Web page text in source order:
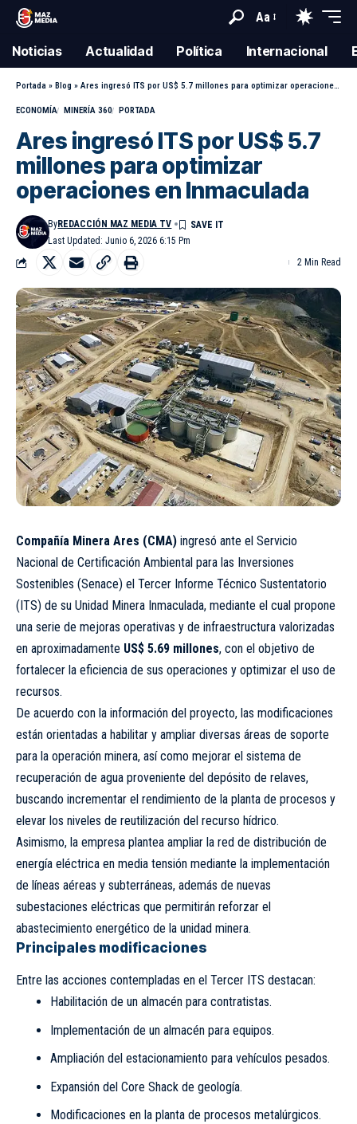
Aa
Noticias Actualidad Política Internacional
Portada » Blog » Ares ingresó ITS por US$ 5.7 millones para optimizar operaciones en Inmaculada
ECONOMÍA MINERÍA 360 PORTADA
Ares ingresó ITS por US$ 5.7
millones para optimizar
operaciones en Inmaculada
Last Updated: Junio 6, 2026 6:15 Pm
ByREDACCIÓN MAZ MEDIA TV
2 Min Read
Compañía Minera Ares (CMA) ingresó ante el Servicio
Nacional de Certificación Ambiental para las Inversiones
Sostenibles (Senace) el Tercer Informe Técnico Sustentatorio
(ITS) de su Unidad Minera Inmaculada, mediante el cual propone
una serie de mejoras operativas y de infraestructura valorizadas
en aproximadamente US$ 5.69 millones, con el objetivo de
fortalecer la eficiencia de sus operaciones y optimizar el uso de
recursos.
De acuerdo con la información del proyecto, las modificaciones
están orientadas a habilitar y ampliar diversas áreas de soporte
para la operación minera, así como mejorar el sistema de
recuperación de agua proveniente del depósito de relaves,
buscando incrementar el rendimiento de la planta de procesos y
elevar los niveles de reutilización del recurso hídrico.
Asimismo, la empresa plantea ampliar la red de distribución de
energía eléctrica en media tensión mediante la implementación
de líneas aéreas y subterráneas, además de nuevas
subestaciones eléctricas que permitirán reforzar el
abastecimiento energético de la unidad minera.
Principales modificaciones
Entre las acciones contempladas en el Tercer ITS destacan:
Habilitación de un almacén para contratistas.
Implementación de un almacén para equipos.
Ampliación del estacionamiento para vehículos pesados.
Expansión del Core Shack de geología.
Modificaciones en la planta de procesos metalúrgicos.